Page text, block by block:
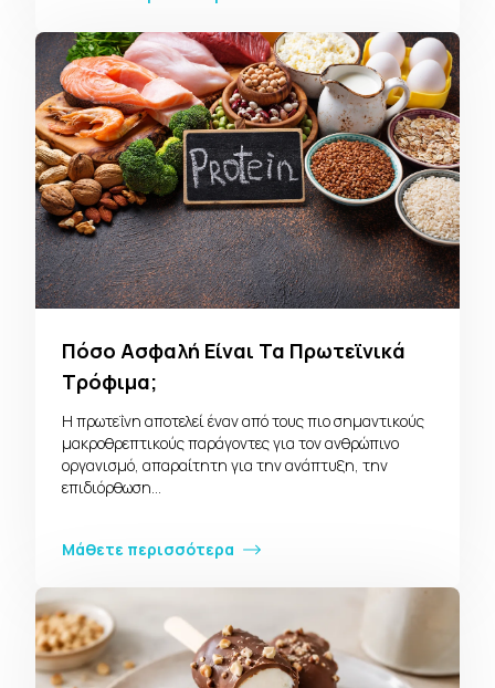
Πόσο Ασφαλή Είναι Τα Πρωτεϊνικά
Τρόφιμα;
Η πρωτεΐνη αποτελεί έναν από τους πιο σημαντικούς
μακροθρεπτικούς παράγοντες για τον ανθρώπινο
οργανισμό, απαραίτητη για την ανάπτυξη, την
επιδιόρθωση…
Μάθετε περισσότερα